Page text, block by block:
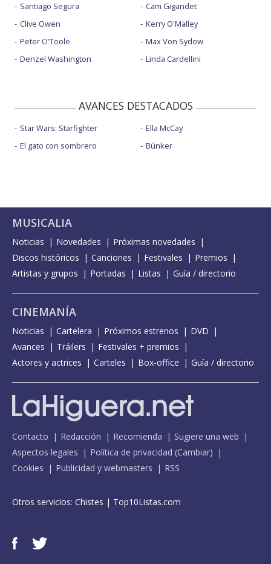
Santiago Segura
Clive Owen
Peter O'Toole
Denzel Washington
Cam Gigandet
Kerry O'Malley
Max Von Sydow
Linda Cardellini
AVANCES DESTACADOS
Star Wars: Starfighter
El gato con sombrero
Ella McCay
Búnker
MUSICALIA
Noticias Novedades
Próximas novedades
Discos históricos
Canciones Festivales
Premios
Artistas y grupos
Portadas Listas Guía / directorio
CINEMANÍA
Noticias Cartelera Próximos estrenos
DVD
Avances
Tráilers
Festivales + premios
Actores y actrices
Carteles Box-office Guía / directorio
Contacto Redacción Recomienda
Sugiere una web
Aspectos legales
Política de privacidad (Cambiar)
Cookies
Publicidad y webmasters RSS
Otros servicios: Chistes | Top10Listas.com